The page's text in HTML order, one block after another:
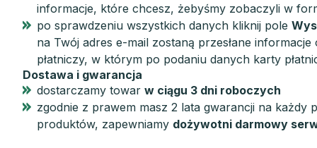
informacje, które chcesz, żebyśmy zobaczyli w
po sprawdzeniu wszystkich danych kliknij pole
na Twój adres e-mail zostaną przesłane
płatniczy, w którym po podaniu danych karty
Dostawa i gwarancja
dostarczamy towar w ciągu 3 dni roboczych
zgodnie z prawem masz 2 lata gwarancji na
produktów, zapewniamy dożywotni darmowy